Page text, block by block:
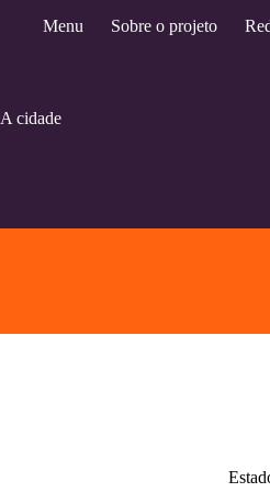
Menu Sobre o projeto
A cidade